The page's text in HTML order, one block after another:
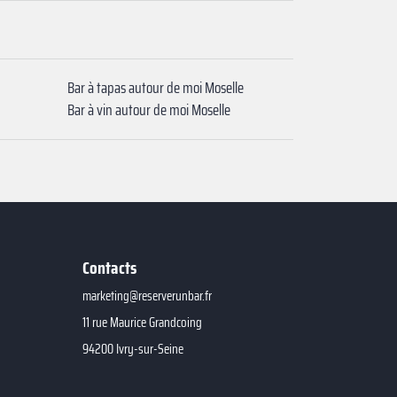
Bar à tapas autour de moi Moselle
Bar à vin autour de moi Moselle
Contacts
marketing@reserverunbar.fr
11 rue Maurice Grandcoing
94200 Ivry-sur-Seine